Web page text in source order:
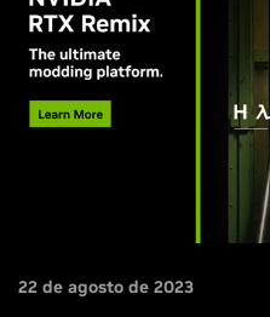
22 de agosto de 2023